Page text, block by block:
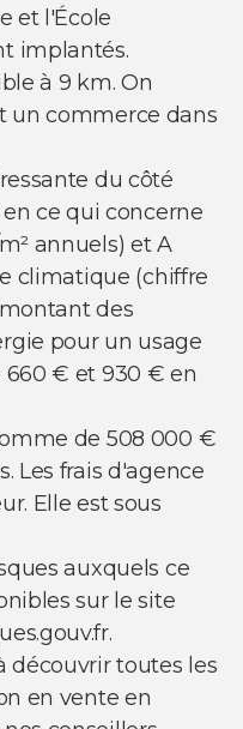
et l'École
implantés.
à 9 km. On
un commerce dans
du côté
ce qui concerne
annuels) et A
climatique (chiffre
montant des
pour un usage
€ et 930 € en
de 508 000 €
Les frais d'agence
Elle est sous
auxquels ce
sur le site
découvrir toutes les
en vente en